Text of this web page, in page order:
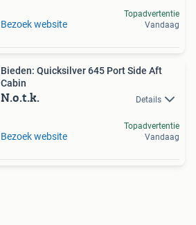
Bezoek website
Topadvertentie
Vandaag
Bieden: Quicksilver 645 Port Side Aft
Cabin
N.o.t.k. Details
Bezoek website
Topadvertentie
Vandaag